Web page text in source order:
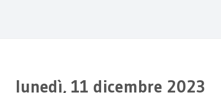
lunedì, 11 dicembre 2023